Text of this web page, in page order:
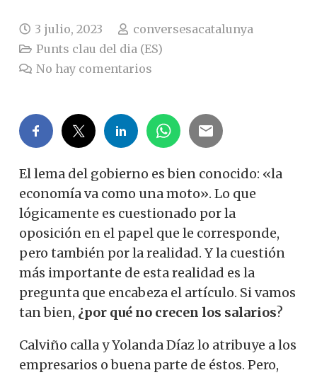
3 julio, 2023
conversesacatalunya
Punts clau del dia (ES)
No hay comentarios
El lema del gobierno es bien conocido: «la
economía va como una moto». Lo que
lógicamente es cuestionado por la
oposición en el papel que le corresponde,
pero también por la realidad. Y la cuestión
más importante de esta realidad es la
pregunta que encabeza el artículo. Si vamos
tan bien, ¿por qué no crecen los salarios?
Calviño calla y Yolanda Díaz lo atribuye a los
empresarios o buena parte de éstos. Pero,